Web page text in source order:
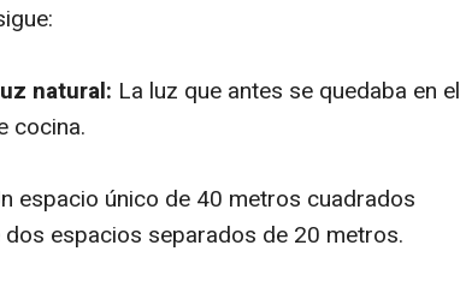
natural: La luz que antes se quedaba en el
cocina.
espacio único de 40 metros cuadrados
espacios separados de 20 metros.